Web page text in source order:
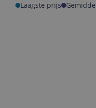
Laagste prijs